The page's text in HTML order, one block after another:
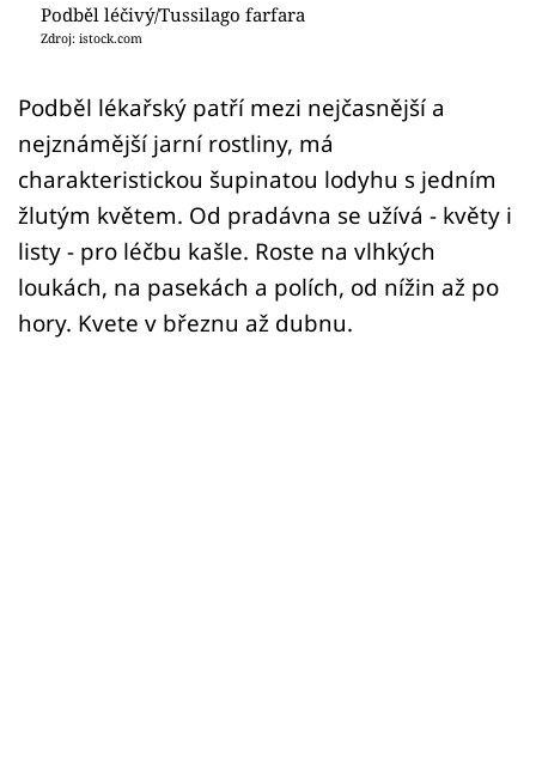
Podběl léčivý/Tussilago farfara
Zdroj: istock.com
Podběl lékařský patří mezi nejčasnější a
nejznámější jarní rostliny, má
charakteristickou šupinatou lodyhu s jedním
žlutým květem. Od pradávna se užívá - květy i
listy - pro léčbu kašle. Roste na vlhkých
loukách, na pasekách a polích, od nížin až po
hory. Kvete v březnu až dubnu.